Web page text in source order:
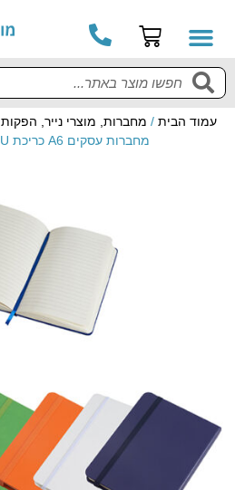
עמוד הבית / מחברות, מוצרי נייר, הפקות
מחברות עסקים A6 כריכת PU קשיחה 80 דף